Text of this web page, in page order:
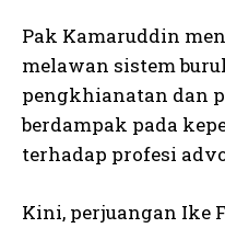
Pak Kamaruddin
melawan sistem
pengkhianatan dan
berdampak pada
terhadap profesi
Kini, perjuangan Ike